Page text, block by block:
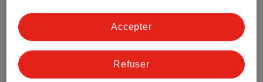
D’AUTRES ONT AUSSI ACHETÉ
Refuser
Accepter